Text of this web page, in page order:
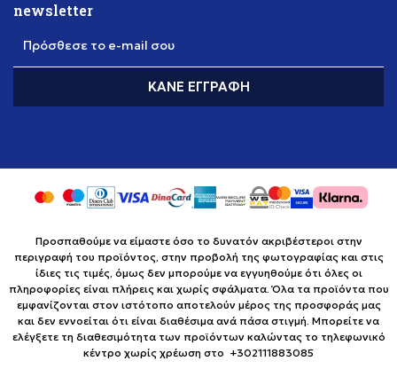
newsletter
Πρόσθεσε το e-mail σου
ΚΆΝΕ ΕΓΓΡΑΦΉ
Προσπαθούμε να είμαστε όσο το δυνατόν ακριβέστεροι στην
περιγραφή του προϊόντος, στην προβολή της φωτογραφίας και στις
ίδιες τις τιμές, όμως δεν μπορούμε να εγγυηθούμε ότι όλες οι
πληροφορίες είναι πλήρεις και χωρίς σφάλματα. Όλα τα προϊόντα που
εμφανίζονται στον ιστότοπο αποτελούν μέρος της προσφοράς μας
και δεν εννοείται ότι είναι διαθέσιμα ανά πάσα στιγμή. Μπορείτε να
ελέγξετε τη διαθεσιμότητα των προϊόντων καλώντας το τηλεφωνικό
κέντρο χωρίς χρέωση στο +302111883085